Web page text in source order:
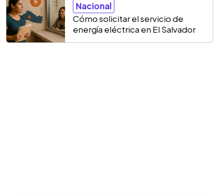
Nacional
Cómo solicitar el servicio de
energía eléctrica en El Salvador